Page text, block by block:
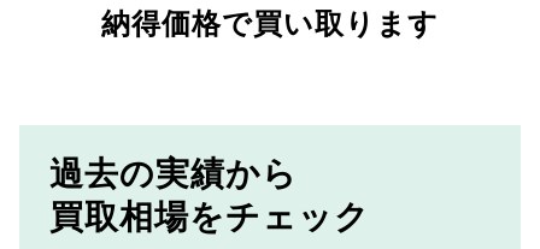
納得価格で買い取ります
過去の実績から
買取相場をチェック